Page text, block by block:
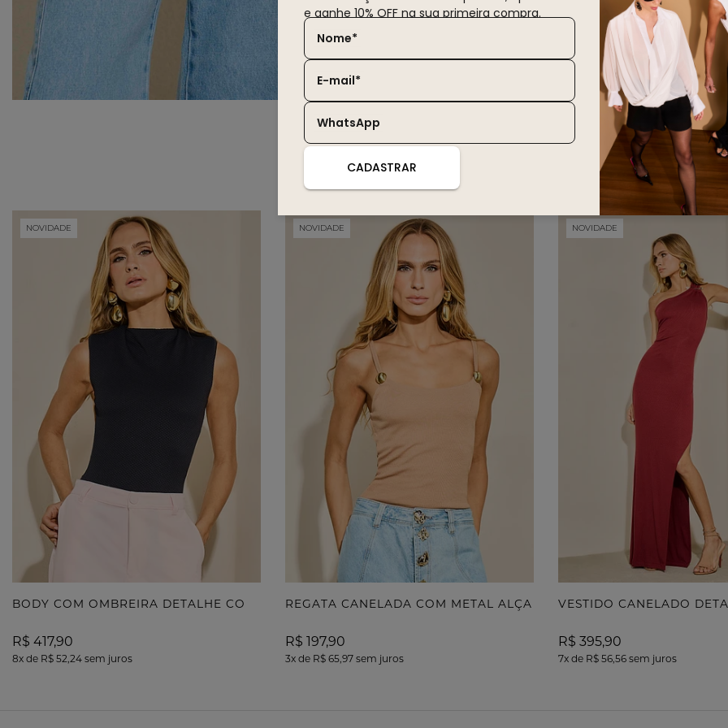
você também deve gostar
NOVIDADE
R$ 417,90
8xde R$ 52,24sem juros
NOVIDADE
REGATA CANELADA COM METAL ALÇA
R$ 197,90
3xde R$ 65,97sem juros
NOVIDADE
VESTIDO CANELADO
R$ 395,90
7xde R$ 56,56sem juros
e ganhe 10% OFF na sua primeira compra.
Nome*
E-mail*
WhatsApp
CADASTRAR